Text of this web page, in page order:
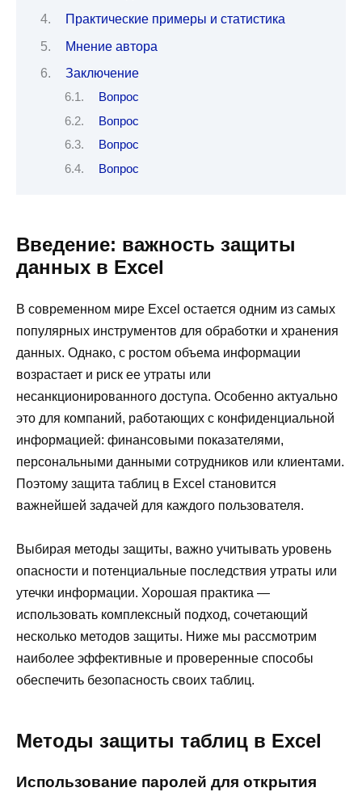
Практические примеры и статистика
Мнение автора
Заключение
Вопрос
Вопрос
Вопрос
Вопрос
Введение: важность защиты
данных в Excel
В современном мире Excel остается одним из самых
популярных инструментов для обработки и хранения
данных. Однако, с ростом объема информации
возрастает и риск ее утраты или
несанкционированного доступа. Особенно актуально
это для компаний, работающих с конфиденциальной
информацией: финансовыми показателями,
персональными данными сотрудников или клиентами.
Поэтому защита таблиц в Excel становится
важнейшей задачей для каждого пользователя.
Выбирая методы защиты, важно учитывать уровень
опасности и потенциальные последствия утраты или
утечки информации. Хорошая практика —
использовать комплексный подход, сочетающий
несколько методов защиты. Ниже мы рассмотрим
наиболее эффективные и проверенные способы
обеспечить безопасность своих таблиц.
Методы защиты таблиц в Excel
Использование паролей для открытия